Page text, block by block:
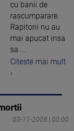
cu banii de
rascumparare.
Rapitorii nu au
mai apucat insa
sa ...
Citeste mai mult
›
03-11-2008 | 00:00